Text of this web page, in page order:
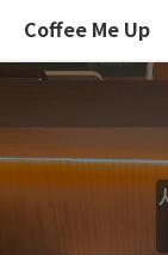
Coffee Me Up